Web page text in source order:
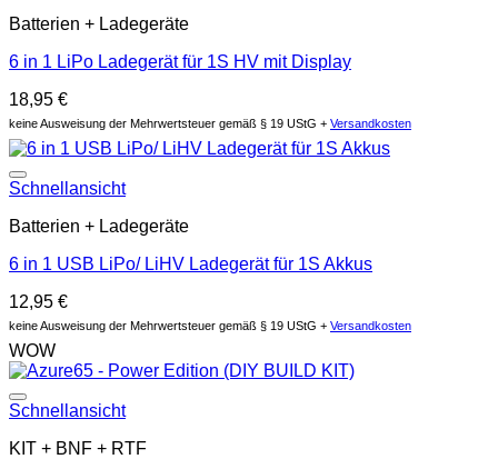
Batterien + Ladegeräte
6 in 1 LiPo Ladegerät für 1S HV mit Display
18,95 €
keine Ausweisung der Mehrwertsteuer gemäß § 19 UStG + Versandkosten
Schnellansicht
Batterien + Ladegeräte
6 in 1 USB LiPo/ LiHV Ladegerät für 1S Akkus
12,95 €
keine Ausweisung der Mehrwertsteuer gemäß § 19 UStG + Versandkosten
WOW
Schnellansicht
KIT + BNF + RTF